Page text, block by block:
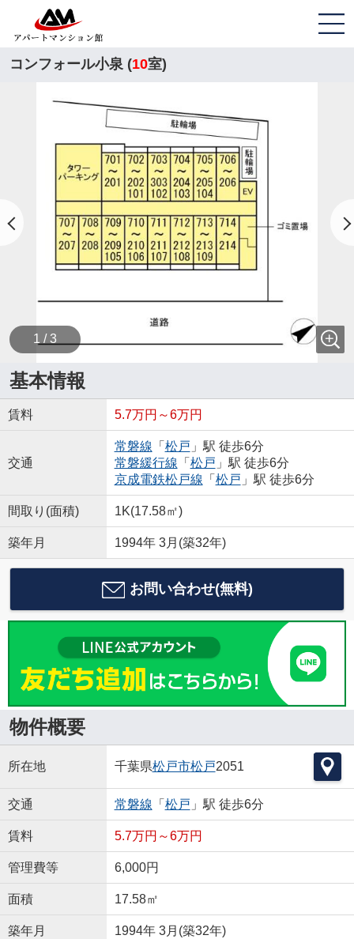
コンフォール小泉 (10室)
1 / 3
基本情報
賃料 5.7万円～6万円
交通
常磐線 「 松戸 」駅 徒歩6分
常磐緩行線 「 松戸 」駅 徒歩6分
京成電鉄松戸線 「 松戸 」駅 徒歩6分
間取り(面積) 1K(17.58㎡)
築年月 1994年 3月(築32年)
お問い合わせ(無料)
物件概要
所在地 千葉県松戸市松戸2051
交通 常磐線 「 松戸 」駅 徒歩6分
賃料 5.7万円～6万円
管理費等 6,000円
面積 17.58㎡
築年月 1994年 3月(築32年)